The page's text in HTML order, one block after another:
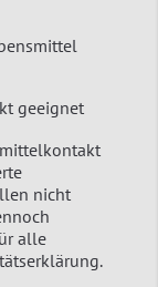
geeignet
nicht
alle